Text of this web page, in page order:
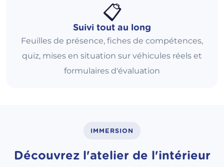
📋
Suivi tout au long
Feuilles de présence, fiches de compétences,
quiz, mises en situation sur véhicules réels et
formulaires d'évaluation
IMMERSION
Découvrez l'atelier de l'intérieur